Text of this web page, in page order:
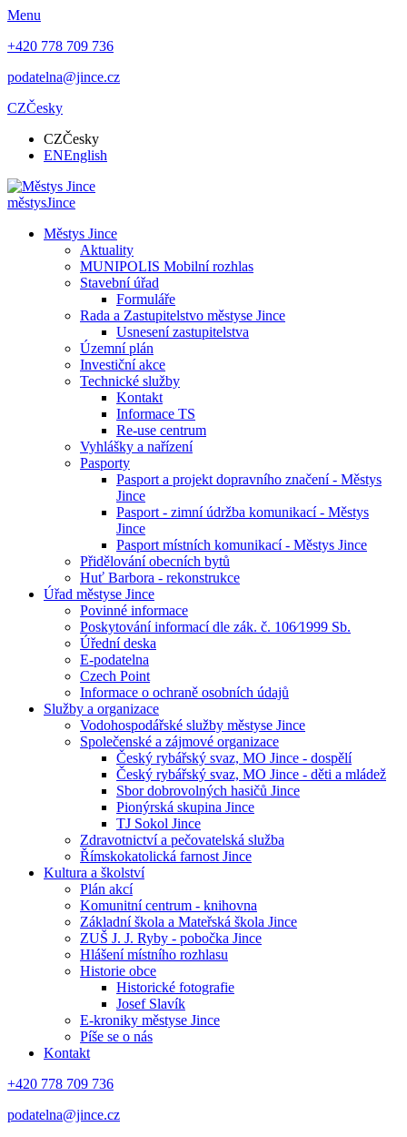
Menu
+420 778 709 736
podatelna@jince.cz
CZČesky
CZČesky
ENEnglish
městysJince
Městys Jince
Aktuality
MUNIPOLIS Mobilní rozhlas
Stavební úřad
Formuláře
Rada a Zastupitelstvo městyse Jince
Usnesení zastupitelstva
Územní plán
Investiční akce
Technické služby
Kontakt
Informace TS
Re-use centrum
Vyhlášky a nařízení
Pasporty
Pasport a projekt dopravního značení - Městys
Jince
Pasport - zimní údržba komunikací - Městys
Jince
Pasport místních komunikací - Městys Jince
Přidělování obecních bytů
Huť Barbora - rekonstrukce
Úřad městyse Jince
Povinné informace
Poskytování informací dle zák. č. 106⁄1999 Sb.
Úřední deska
E-podatelna
Czech Point
Informace o ochraně osobních údajů
Služby a organizace
Vodohospodářské služby městyse Jince
Společenské a zájmové organizace
Český rybářský svaz, MO Jince - dospělí
Český rybářský svaz, MO Jince - děti a mládež
Sbor dobrovolných hasičů Jince
Pionýrská skupina Jince
TJ Sokol Jince
Zdravotnictví a pečovatelská služba
Římskokatolická farnost Jince
Kultura a školství
Plán akcí
Komunitní centrum - knihovna
Základní škola a Mateřská škola Jince
ZUŠ J. J. Ryby - pobočka Jince
Hlášení místního rozhlasu
Historie obce
Historické fotografie
Josef Slavík
E-kroniky městyse Jince
Píše se o nás
Kontakt
+420 778 709 736
podatelna@jince.cz